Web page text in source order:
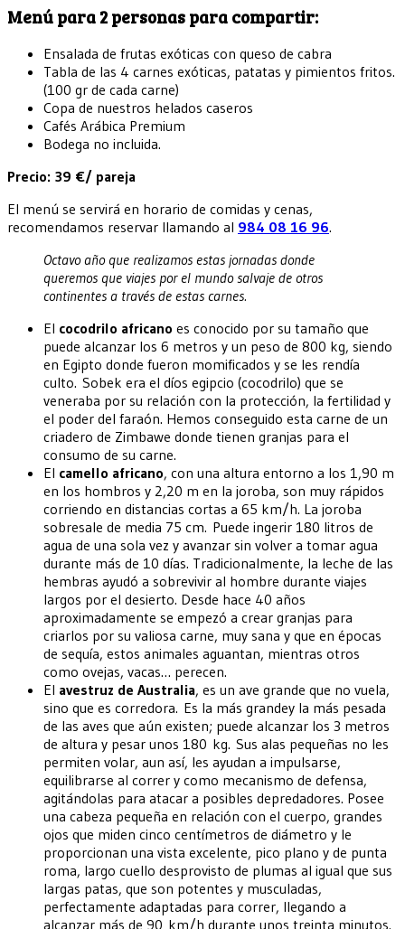
Menú para 2 personas para compartir:
Ensalada de frutas exóticas con queso de cabra
Tabla de las 4 carnes exóticas, patatas y pimientos fritos.
(100 gr de cada carne)
Copa de nuestros helados caseros
Cafés Arábica Premium
Bodega no incluida.
Precio: 39 €/ pareja
El menú se servirá en horario de comidas y cenas,
recomendamos reservar llamando al 984 08 16 96.
Octavo año que realizamos estas jornadas donde
queremos que viajes por el mundo salvaje de otros
continentes a través de estas carnes.
El cocodrilo africano es conocido por su tamaño que
puede alcanzar los 6 metros y un peso de 800 kg, siendo
en Egipto donde fueron momificados y se les rendía
culto. Sobek era el díos egipcio (cocodrilo) que se
veneraba por su relación con la protección, la fertilidad y
el poder del faraón. Hemos conseguido esta carne de un
criadero de Zimbawe donde tienen granjas para el
consumo de su carne.
El camello africano, con una altura entorno a los 1,90 m
en los hombros y 2,20 m en la joroba, son muy rápidos
corriendo en distancias cortas a 65 km/h. La joroba
sobresale de media 75 cm. Puede ingerir 180 litros de
agua de una sola vez y avanzar sin volver a tomar agua
durante más de 10 días. Tradicionalmente, la leche de las
hembras ayudó a sobrevivir al hombre durante viajes
largos por el desierto. Desde hace 40 años
aproximadamente se empezó a crear granjas para
criarlos por su valiosa carne, muy sana y que en épocas
de sequía, estos animales aguantan, mientras otros
como ovejas, vacas… perecen.
El avestruz de Australia, es un ave grande que no vuela,
sino que es corredora. Es la más grandey la más pesada
de las aves que aún existen; puede alcanzar los 3 metros
de altura y pesar unos 180 kg. Sus alas pequeñas no les
permiten volar, aun así, les ayudan a impulsarse,
equilibrarse al correr y como mecanismo de defensa,
agitándolas para atacar a posibles depredadores. Posee
una cabeza pequeña en relación con el cuerpo, grandes
ojos que miden cinco centímetros de diámetro y le
proporcionan una vista excelente, pico plano y de punta
roma, largo cuello desprovisto de plumas al igual que sus
largas patas, que son potentes y musculadas,
perfectamente adaptadas para correr, llegando a
alcanzar más de 90 km/h durante unos treinta minutos.